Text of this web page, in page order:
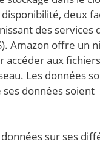
deux
des services
Amazon offre un
accéder aux
Les données
données soient
sur ses